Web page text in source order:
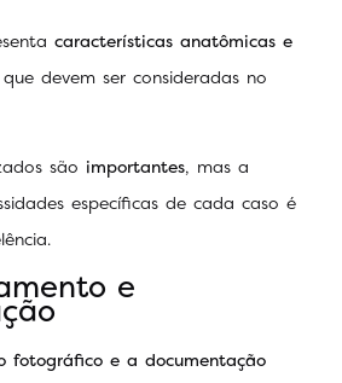
características anatômicas e
devem ser consideradas no
são importantes, mas a
específicas de cada caso é
e
fotográfico e a documentação